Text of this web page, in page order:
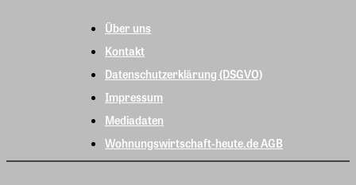
Über uns
Kontakt
Datenschutzerklärung (DSGVO)
Impressum
Mediadaten
Wohnungswirtschaft-heute.de AGB